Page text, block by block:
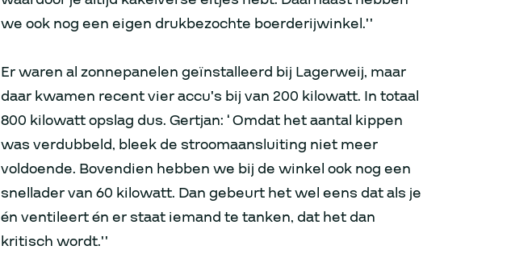
we ook nog een eigen drukbezochte boerderijwinkel.’’
Er waren al zonnepanelen geïnstalleerd bij Lagerweij, maar
daar kwamen recent vier accu’s bij van 200 kilowatt. In totaal
800 kilowatt opslag dus. Gertjan: “Omdat het aantal kippen
was verdubbeld, bleek de stroomaansluiting niet meer
voldoende. Bovendien hebben we bij de winkel ook nog een
snellader van 60 kilowatt. Dan gebeurt het wel eens dat als je
én ventileert én er staat iemand te tanken, dat het dan
kritisch wordt.’’